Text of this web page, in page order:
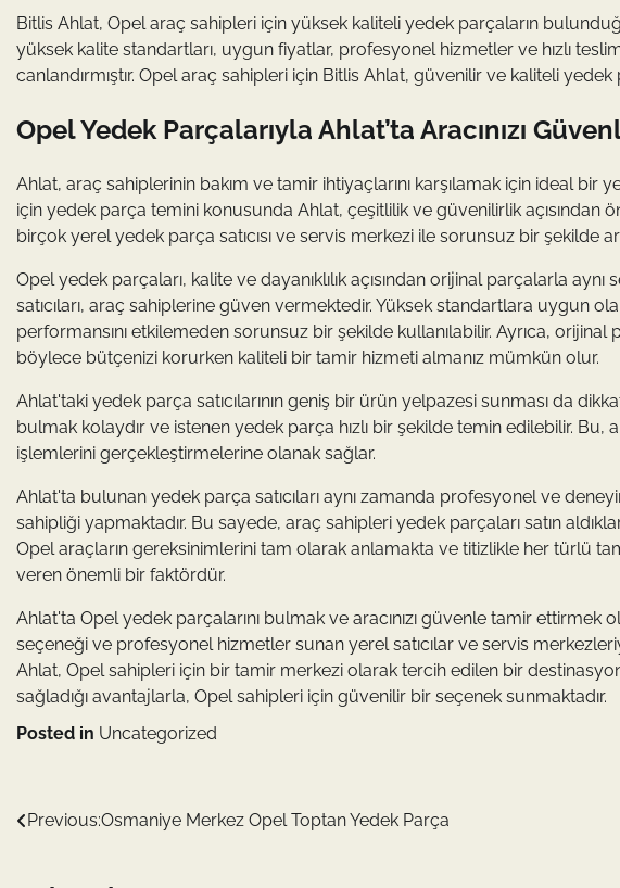
Bitlis Ahlat, Opel araç sahipleri için yüksek kaliteli yedek parçaların
yüksek kalite standartları, uygun fiyatlar, profesyonel hizmetler ve hızlı
canlandırmıştır. Opel araç sahipleri için Bitlis Ahlat, güvenilir ve kaliteli
Opel Yedek Parçalarıyla Ahlat’ta Aracınızı
Ahlat, araç sahiplerinin bakım ve tamir ihtiyaçlarını karşılamak için ideal
için yedek parça temini konusunda Ahlat, çeşitlilik ve güvenilirlik açısından
birçok yerel yedek parça satıcısı ve servis merkezi ile sorunsuz bir şekilde
Opel yedek parçaları, kalite ve dayanıklılık açısından orijinal parçalarla
satıcıları, araç sahiplerine güven vermektedir. Yüksek standartlara uygun
performansını etkilemeden sorunsuz bir şekilde kullanılabilir. Ayrıca,
böylece bütçenizi korurken kaliteli bir tamir hizmeti almanız mümkün olur.
Ahlat'taki yedek parça satıcılarının geniş bir ürün yelpazesi sunması da
bulmak kolaydır ve istenen yedek parça hızlı bir şekilde temin edilebilir.
işlemlerini gerçekleştirmelerine olanak sağlar.
Ahlat'ta bulunan yedek parça satıcıları aynı zamanda profesyonel ve
sahipliği yapmaktadır. Bu sayede, araç sahipleri yedek parçaları satın
Opel araçların gereksinimlerini tam olarak anlamakta ve titizlikle her türlü
veren önemli bir faktördür.
Ahlat'ta Opel yedek parçalarını bulmak ve aracınızı güvenle tamir ettirmek
seçeneği ve profesyonel hizmetler sunan yerel satıcılar ve servis
Ahlat, Opel sahipleri için bir tamir merkezi olarak tercih edilen bir
sağladığı avantajlarla, Opel sahipleri için güvenilir bir seçenek sunmaktadır.
Posted in Uncategorized
Yazı
Previous:Osmaniye Merkez Opel Toptan Yedek Parça